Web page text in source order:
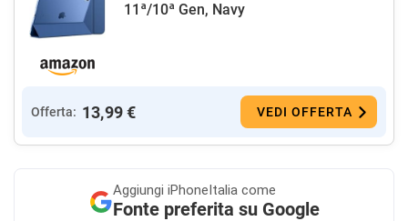
11ª/10ª Gen, Navy
Offerta: 13,99 € VEDI OFFERTA
Aggiungi iPhoneItalia come
Fonte preferita su Google